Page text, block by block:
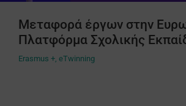
Μεταφορά έργων στην
Πλατφόρμα Σχολικής
Erasmus + eTwinning